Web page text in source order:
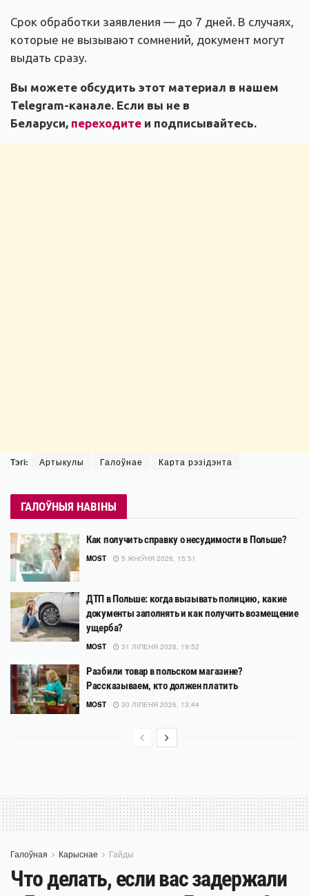
Срок обработки заявления — до 7 дней. В случаях,
которые не вызывают сомнений, документ могут
выдать сразу.
Вы можете обсудить этот материал в нашем
Telegram-канале. Если вы не в
Беларуси, переходите и подписывайтесь.
Тэгі: Артыкулы Галоўнае Карта рэзідэнта
ГАЛОЎНЫЯ НАВІНЫ
Как получить справку о несудимости в Польше?
MOST 5 ЖНІЎНЯ 2026, 15:51
ДТП в Польше: когда вызывать полицию, какие
документы заполнять и как получить возмещение
ущерба?
MOST 31 ЛІПЕНЯ 2026, 19:52
Разбили товар в польском магазине?
Рассказываем, кто должен платить
MOST 30 ЛІПЕНЯ 2026, 13:44
Галоўная Карыснае Гайды
Что делать, если вас задержали